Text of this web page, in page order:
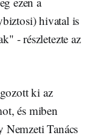
hivatal is
- részletezte az
ki az
és miben
Nemzeti Tanács